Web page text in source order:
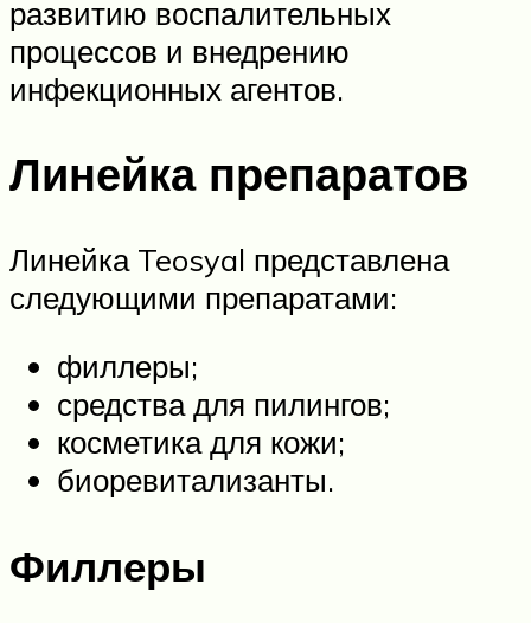
развитию воспалительных
процессов и внедрению
инфекционных агентов.
Линейка препаратов
Линейка Teosyal представлена
следующими препаратами:
филлеры;
средства для пилингов;
косметика для кожи;
биоревитализанты.
Филлеры